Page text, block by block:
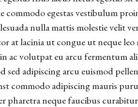
commodo egestas vestibulum
nulla mattis molestie velit
at lacinia ut congue ut neque
ac volutpat eu arcu fermentum
adipiscing arcu euismod
commodo adipiscing mauris
pharetra neque faucibus